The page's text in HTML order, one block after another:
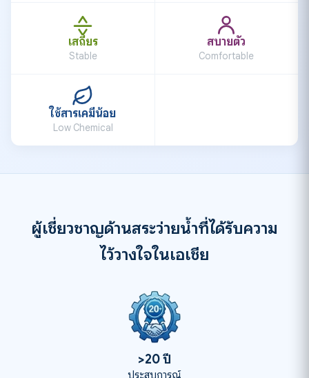
เสถียร
Stable
สบายตัว
Comfortable
ใช้สารเคมีน้อย
Low Chemical
ผู้เชี่ยวชาญด้านสระว่ายน้ำที่ได้รับความ
ไว้วางใจในเอเชีย
>20 ปี
ประสบการณ์